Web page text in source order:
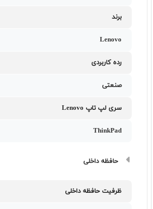
برند
Lenovo
رده کاربردی
صنعتی
سری لپ تاپ Lenovo
ThinkPad
حافظه داخلی
ظرفیت حافظه داخلی